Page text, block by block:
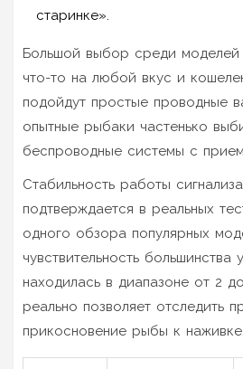
старинке».
Большой выбор среди моделей
что-то на любой вкус и
подойдут простые проводные
опытные рыбаки частенько
беспроводные системы с
Стабильность работы
подтверждается в реальных
одного обзора популярных
чувствительность большинства
находилась в диапазоне от 2
реально позволяет отследить
прикосновение рыбы к наживке.